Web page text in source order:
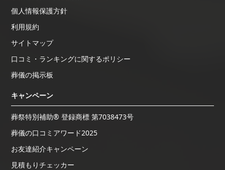
個人情報保護方針
利用規約
サイトマップ
口コミ・ランキングに関するポリシー
葬儀の掲示板
キャンペーン
葬祭特別補助® 登録商標 第7038473号
葬儀の口コミアワード2025
お友達紹介キャンペーン
見積もりチェッカー